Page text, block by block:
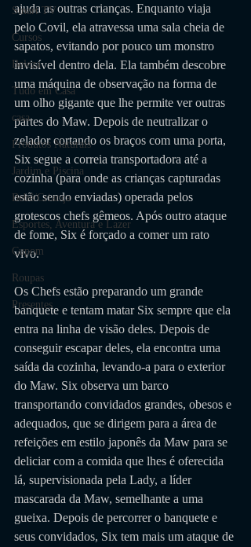
Smart TV
Cursos
Beleza
Tudo em Casa
casa
Produtos Naturais
Jardim e Piscina
Bebê/Criança
Esportes, Aventura e Lazer
Cupom
Roupas
Presentes
ajuda as outras crianças. Enquanto viaja
pelo Covil, ela atravessa uma sala cheia de
sapatos, evitando por pouco um monstro
invisível dentro dela. Ela também descobre
uma máquina de observação na forma de
um olho gigante que lhe permite ver outras
partes do Maw. Depois de neutralizar o
zelador cortando os braços com uma porta,
Six segue a correia transportadora até a
cozinha (para onde as crianças capturadas
estão sendo enviadas) operada pelos
grotescos chefs gêmeos. Após outro ataque
de fome, Six é forçado a comer um rato
vivo.
Os Chefs estão preparando um grande
banquete e tentam matar Six sempre que ela
entra na linha de visão deles. Depois de
conseguir escapar deles, ela encontra uma
saída da cozinha, levando-a para o exterior
do Maw. Six observa um barco
transportando convidados grandes, obesos e
adequados, que se dirigem para a área de
refeições em estilo japonês da Maw para se
deliciar com a comida que lhes é oferecida
lá, supervisionada pela Lady, a líder
mascarada da Maw, semelhante a uma
gueixa. Depois de percorrer o banquete e
seus convidados, Six tem mais um ataque de